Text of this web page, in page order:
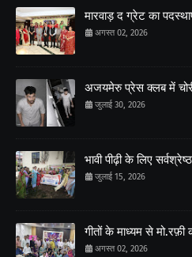
मारवाड़ द ग्रेट का
अगस्त 02, 2026
अजयमेरु प्रेस क्लब में
जुलाई 30, 2026
भावी पीढ़ी के लिए
जुलाई 15, 2026
गीतों के माध्यम से मो.रफ़ी
अगस्त 02, 2026